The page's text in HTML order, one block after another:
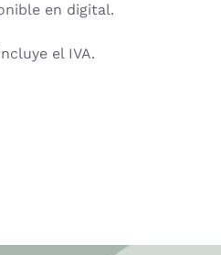
en digital.
el IVA.